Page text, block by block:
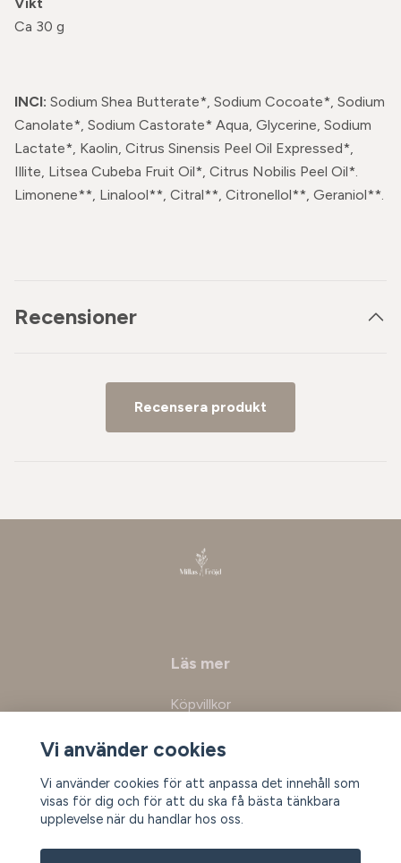
Ca 30 g
INCI: Sodium Shea Butterate*, Sodium Cocoate*, Sodium
Canolate*, Sodium Castorate* Aqua, Glycerine, Sodium
Lactate*, Kaolin, Citrus Sinensis Peel Oil Expressed*,
Illite, Litsea Cubeba Fruit Oil*, Citrus Nobilis Peel Oil*.
Limonene**, Linalool**, Citral**, Citronellol**, Geraniol**.
Recensioner
Recensera produkt
Läs mer
Köpvillkor
Prenumerera på vårt nyhetsbrev
Prenumerera
Vi använder cookies
Vi använder cookies för att anpassa det innehåll som
visas för dig och för att du ska få bästa tänkbara
upplevelse när du handlar hos oss.